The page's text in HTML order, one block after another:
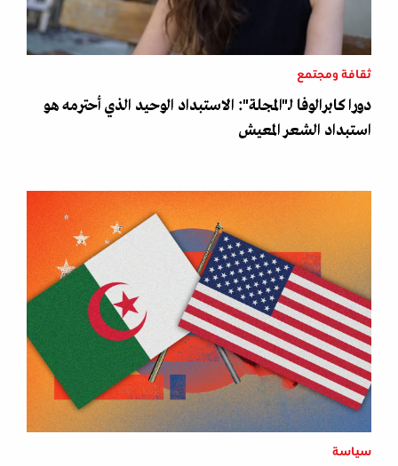
ثقافة ومجتمع
دورا كابرالوفا لـ"المجلة": الاستبداد الوحيد الذي أحترمه هو
استبداد الشعر المعيش
سياسة